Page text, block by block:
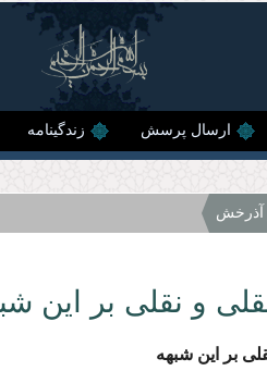
ارسال پرسش زندگینامه
آذرخش
و نقلى بر این
بر این شبهه